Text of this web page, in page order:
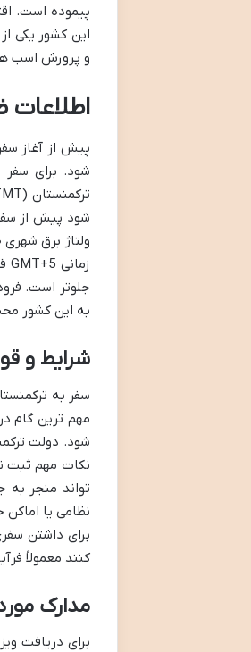
پیموده است.
این کشور یکی
و پرورش اسب
اطلاعات
پیش از آغاز
شود. برای
جلوتر است.
به این کشور
شرایط و
سفر به
مهم ترین گام
شود. دولت
نکات مهم ثبت
تواند منجر
نظامی یا
برای داشتن
کنند معمولاً
مدارک
برای دریافت